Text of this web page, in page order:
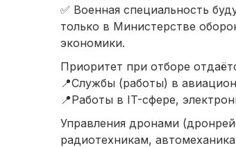
✅ Военная специальность
только в Министерстве
экономики.
Приоритет при отборе
📍Службы (работы) в
📍Работы в IT-сфере,
Управления дронами
радиотехникам,